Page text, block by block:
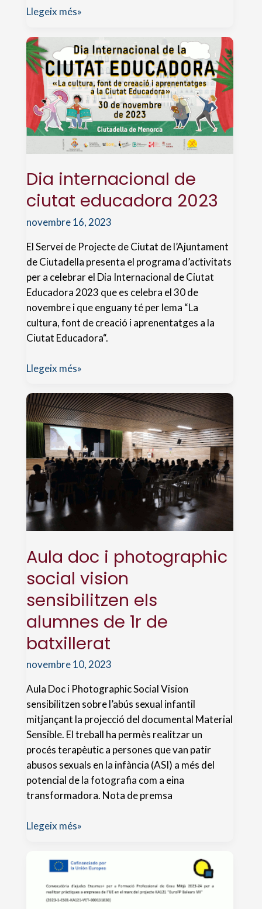
Ús
les
TIC
(xerrada
policies
tutors)
Llegeix més»
Dia internacional de
ciutat educadora 2023
novembre 16, 2023
El Servei de Projecte de Ciutat de l’Ajuntament
de Ciutadella presenta el programa d’activitats
per a celebrar el Dia Internacional de Ciutat
Educadora 2023 que es celebra el 30 de
novembre i que enguany té per lema “La
cultura, font de creació i aprenentatges a la
Ciutat Educadora“.
Dia
de
ciutat
educadora
2023
Llegeix més»
Aula doc i photographic
social vision
sensibilitzen els
alumnes de 1r de
batxillerat
novembre 10, 2023
Aula Doc i Photographic Social Vision
sensibilitzen sobre l’abús sexual infantil
mitjançant la projecció del documental Material
Sensible. El treball ha permès realitzar un
procés terapèutic a persones que van patir
abusos sexuals en la infància (ASI) a més del
potencial de la fotografia com a eina
transformadora. Nota de premsa
Aula
photographic
social
vision
Llegeix més»